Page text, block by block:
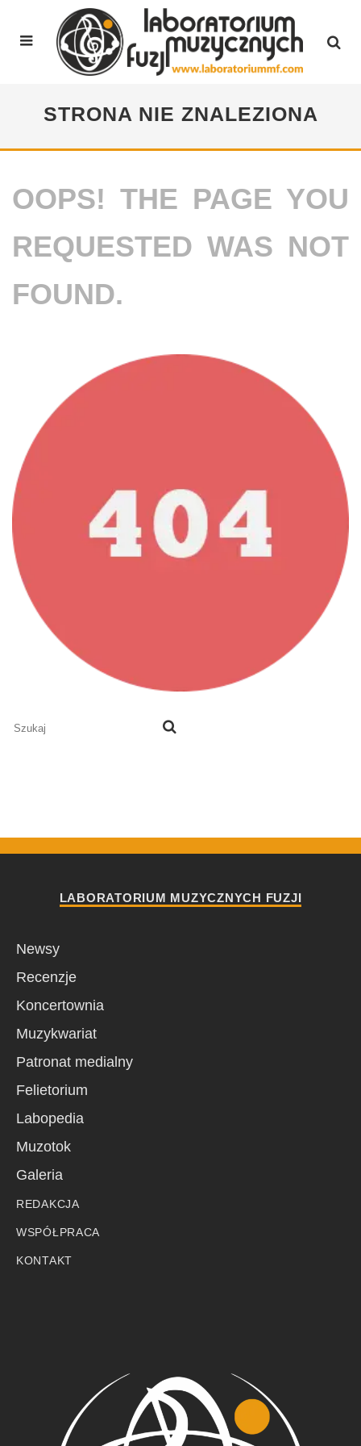
STRONA NIE ZNALEZIONA
OOPS! THE PAGE YOU
REQUESTED WAS NOT
FOUND.
LABORATORIUM MUZYCZNYCH FUZJI
Newsy
Recenzje
Koncertownia
Muzykwariat
Patronat medialny
Felietorium
Labopedia
Muzotok
Galeria
REDAKCJA
WSPÓŁPRACA
KONTAKT